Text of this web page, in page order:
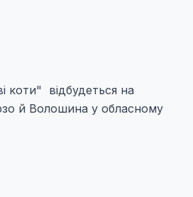
коти" відбудеться на
й Волошина у обласному